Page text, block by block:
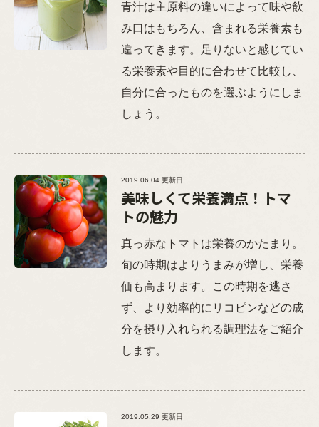
青汁は主原料の違いによって味や飲
み口はもちろん、含まれる栄養素も
違ってきます。足りないと感じてい
る栄養素や目的に合わせて比較し、
自分に合ったものを選ぶようにしま
しょう。
2019.06.04 更新日
美味しくて栄養満点！トマ
トの魅力
真っ赤なトマトは栄養のかたまり。
旬の時期はよりうまみが増し、栄養
価も高まります。この時期を逃さ
ず、より効率的にリコピンなどの成
分を摂り入れられる調理法をご紹介
します。
2019.05.29 更新日